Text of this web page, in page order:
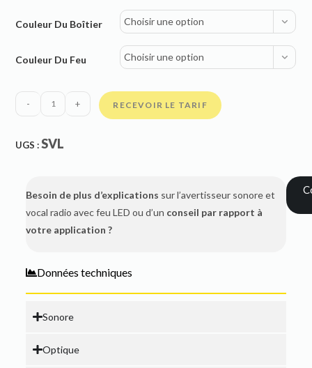
Couleur Du Boîtier Choisir une option
Couleur Du Feu Choisir une option
- + RECEVOIR LE TARIF
UGS :SVL
Besoin de plus d’explications sur l’avertisseur sonore et
vocal radio avec feu LED ou d’un conseil par rapport à
votre application ?
Données techniques
Sonore
Optique